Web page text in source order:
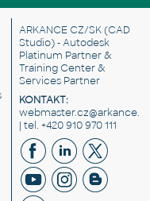
ARKANCE CZ/SK(CAD
Studio) - Autodesk
Platinum Partner &
Training Center &
Services Partner
KONTAKT:
| tel. +420 910 970 111